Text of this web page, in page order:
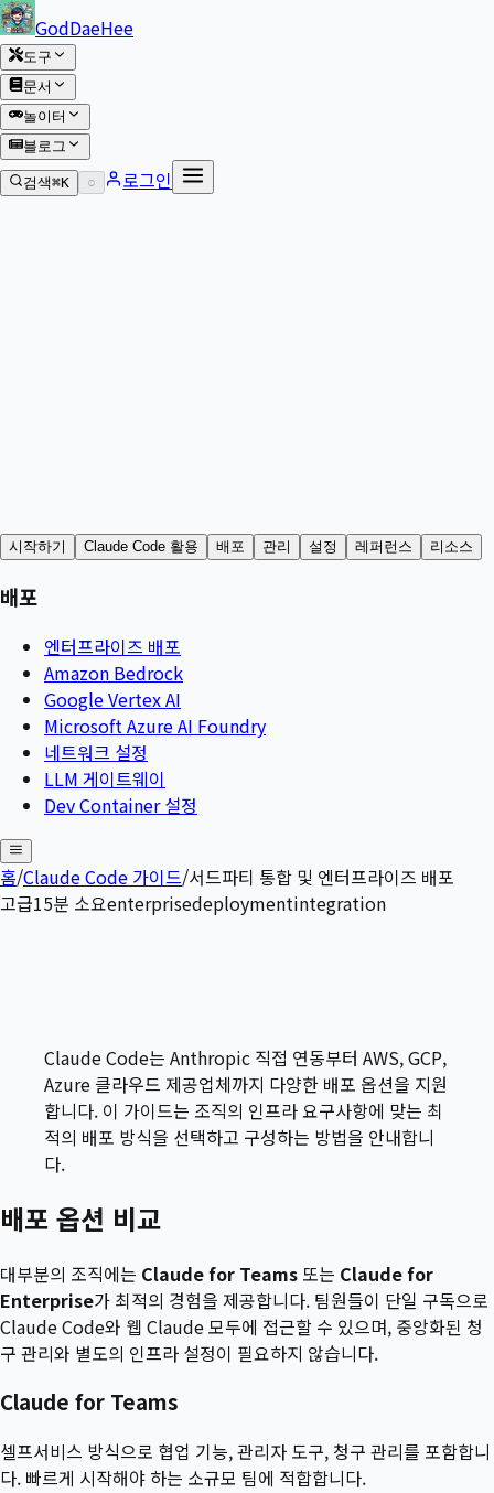
본문 바로가기
GodDaeHee
도구
문서
놀이터
블로그
검색⌘K ○
로그인
시작하기 Claude Code 활용 배포 관리 설정 레퍼런스 리소스
배포
엔터프라이즈 배포
Amazon Bedrock
Google Vertex AI
Microsoft Azure AI Foundry
네트워크 설정
LLM 게이트웨이
Dev Container 설정
홈/Claude Code 가이드/서드파티 통합 및 엔터프라이즈 배포
고급15분 소요enterprisedeploymentintegration
Claude Code는 Anthropic 직접 연동부터 AWS, GCP,
Azure 클라우드 제공업체까지 다양한 배포 옵션을 지원
합니다. 이 가이드는 조직의 인프라 요구사항에 맞는 최
적의 배포 방식을 선택하고 구성하는 방법을 안내합니
다.
배포 옵션 비교
대부분의 조직에는 Claude for Teams 또는 Claude for
Enterprise가 최적의 경험을 제공합니다. 팀원들이 단일 구독으로
Claude Code와 웹 Claude 모두에 접근할 수 있으며, 중앙화된 청
구 관리와 별도의 인프라 설정이 필요하지 않습니다.
Claude for Teams
셀프서비스 방식으로 협업 기능, 관리자 도구, 청구 관리를 포함합니
다. 빠르게 시작해야 하는 소규모 팀에 적합합니다.